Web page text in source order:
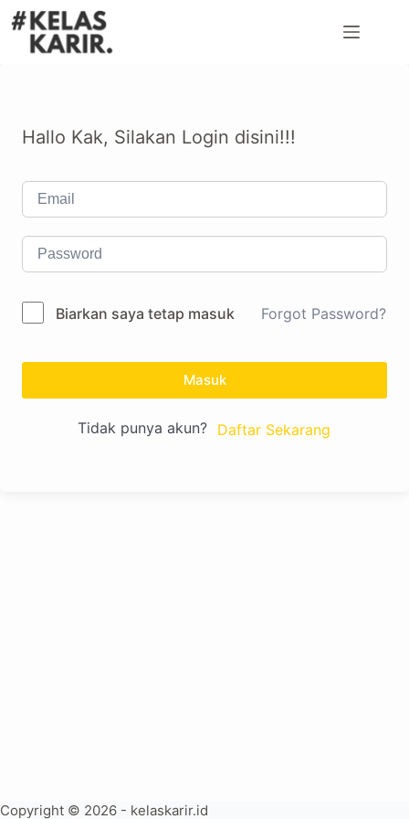
Hallo Kak, Silakan Login disini!!!
Biarkan saya tetap masuk Forgot Password?
Masuk
Tidak punya akun? Daftar Sekarang
Copyright © 2026 - kelaskarir.id